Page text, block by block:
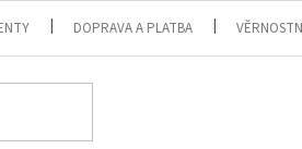
DOPRAVA A PLATBA